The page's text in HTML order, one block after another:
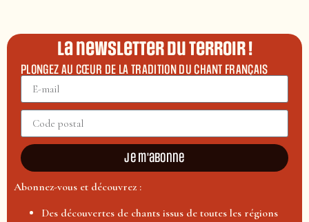
La newsletter du terroir !
PLONGEZ AU CŒUR DE LA TRADITION DU CHANT FRANÇAIS
Je m'abonne
Abonnez-vous et découvrez :
Des découvertes de chants issus de toutes les régions